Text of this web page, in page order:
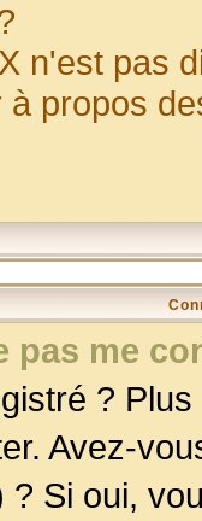
n'est pas
propos
pas me
?
Avez-
? Si oui,